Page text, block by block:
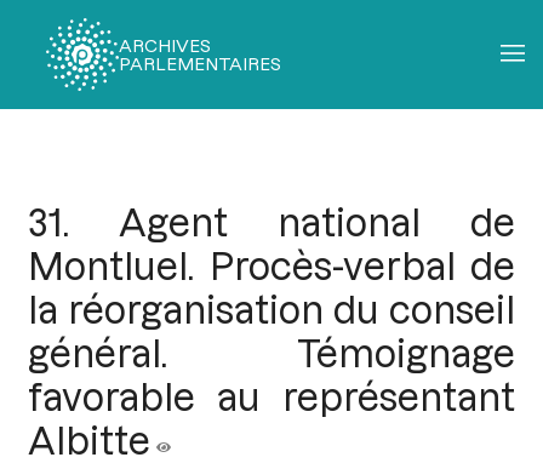
ARCHIVES
PARLEMENTAIRES
31. Agent national de
Montluel. Procès-verbal de
la réorganisation du conseil
général. Témoignage
favorable au représentant
Albitte